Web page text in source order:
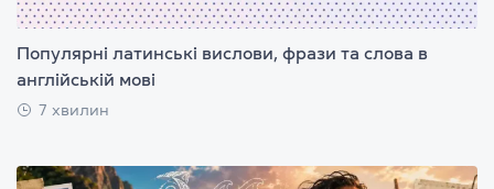
Популярні латинські вислови, фрази та слова в
англійській мові
7 хвилин